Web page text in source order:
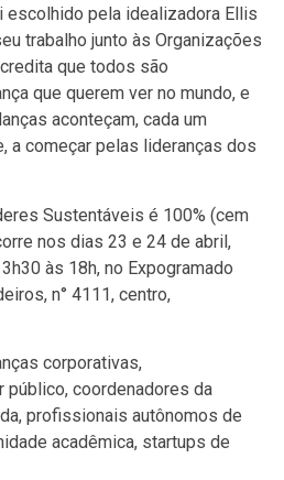
pela idealizadora Ellis
trabalho junto às Organizações
que todos são
que querem ver no mundo, e
aconteçam, cada um
a começar pelas lideranças dos
Sustentáveis é 100% (cem
nos dias 23 e 24 de abril,
às 18h, no Expogramado
n° 4111, centro,
corporativas,
coordenadores da
profissionais autônomos de
acadêmica, startups de